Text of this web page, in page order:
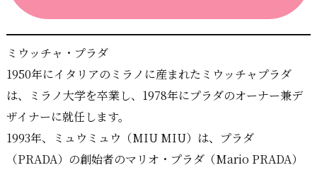
ミウッチャ・プラダ
1950年にイタリアのミラノに産まれたミウッチャプラダ
は、ミラノ大学を卒業し、1978年にプラダのオーナー兼デ
ザイナーに就任します。
1993年、ミュウミュウ（MIU MIU）は、プラダ
（PRADA）の創始者のマリオ・プラダ（Mario PRADA）